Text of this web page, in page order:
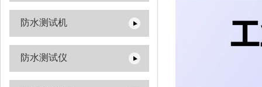
防水测试机
防水测试仪